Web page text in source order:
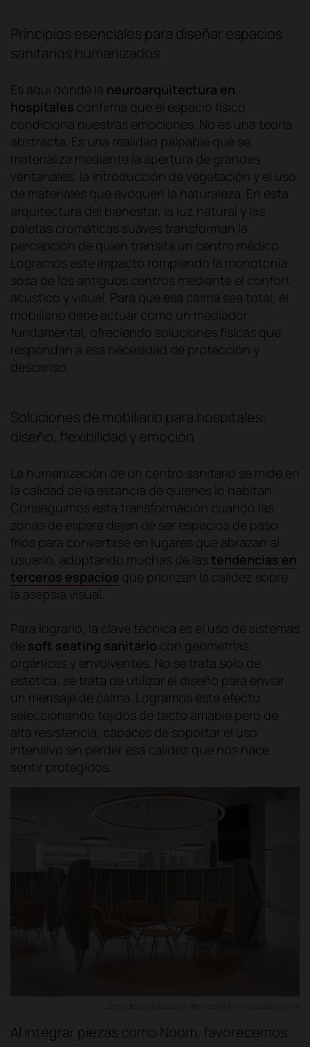
Principios esenciales para diseñar espacios
sanitarios humanizados
Es aquí donde la neuroarquitectura en
hospitales confirma que el espacio físico
condiciona nuestras emociones. No es una teoría
abstracta. Es una realidad palpable que se
materializa mediante la apertura de grandes
ventanales, la introducción de vegetación y el uso
de materiales que evoquen la naturaleza. En esta
arquitectura del bienestar, la luz natural y las
paletas cromáticas suaves transforman la
percepción de quien transita un centro médico.
Logramos este impacto rompiendo la monotonía
sosa de los antiguos centros mediante el confort
acústico y visual. Para que esa calma sea total, el
mobiliario debe actuar como un mediador
fundamental, ofreciendo soluciones físicas que
respondan a esa necesidad de protección y
descanso.
Soluciones de mobiliario para hospitales:
diseño, flexibilidad y emoción
La humanización de un centro sanitario se mide en
la calidad de la estancia de quienes lo habitan.
Conseguimos esta transformación cuando las
zonas de espera dejan de ser espacios de paso
fríos para convertirse en lugares que abrazan al
usuario, adoptando muchas de las tendencias en
terceros espacios que priorizan la calidez sobre
la asepsia visual.
Para lograrlo, la clave técnica es el uso de sistemas
de soft seating sanitario con geometrías
orgánicas y envolventes. No se trata solo de
estética; se trata de utilizar el diseño para enviar
un mensaje de calma. Logramos este efecto
seleccionando tejidos de tacto amable pero de
alta resistencia, capaces de soportar el uso
intensivo sin perder esa calidez que nos hace
sentir protegidos.
Al integrar piezas como Noom, favorecemos